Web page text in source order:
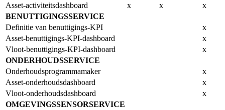
Asset-activiteitsdashboard
x x
x
BENUTTIGINGSSERVICE
Definitie van benuttigings-KPI
x
Asset-benuttigings-KPI-dashboard
x
Vloot-benuttigings-KPI-dashboard
x
ONDERHOUDSSERVICE
Onderhoudsprogrammamaker
x
Asset-onderhoudsdashboard
x
Vloot-onderhoudsdashboard
x
OMGEVINGSSENSORSERVICE